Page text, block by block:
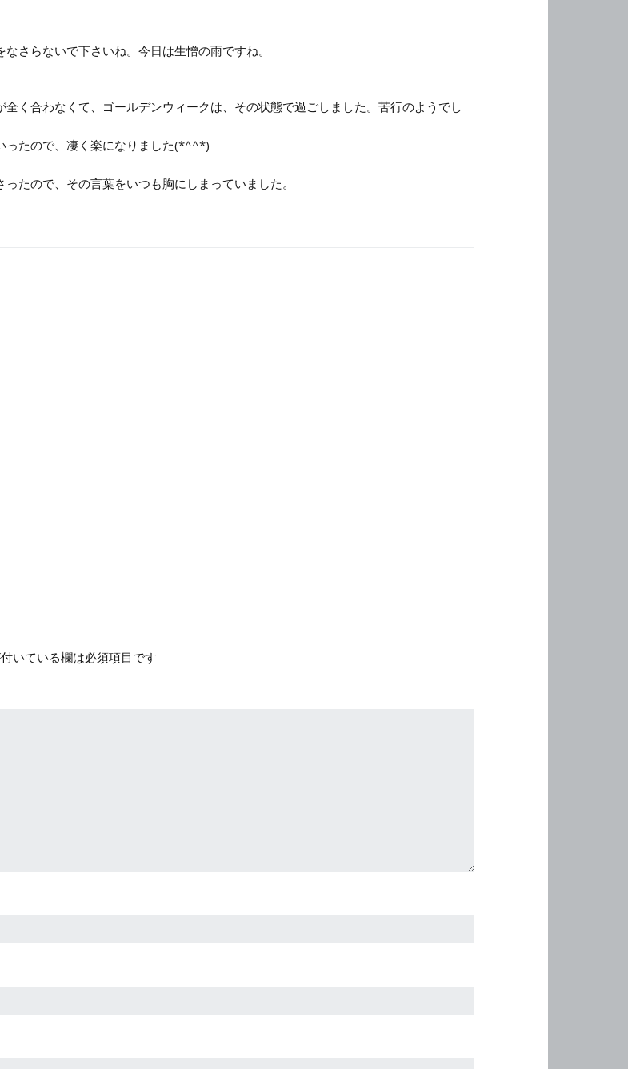
さらないで下さいね。今日は生憎の雨ですね。
く合わなくて、ゴールデンウィークは、その状態で過ごしました。苦行のようでし
ったので、凄く楽になりました(*^^*)
たので、その言葉をいつも胸にしまっていました。
いている欄は必須項目です